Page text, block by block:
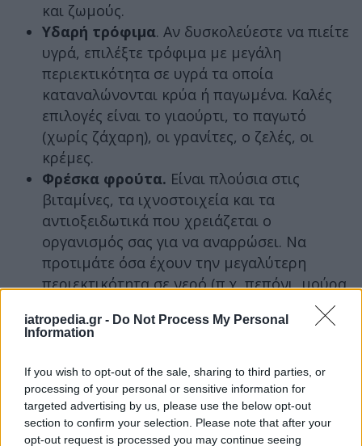
iatropedia.gr - Do Not Process My Personal
Information
If you wish to opt-out of the sale, sharing to third parties, or
processing of your personal or sensitive information for
targeted advertising by us, please use the below opt-out
section to confirm your selection. Please note that after your
opt-out request is processed you may continue seeing
και ζωμούς.
Υδαρή τρόφιμα. Αν δυσκολεύεστε να πιείτε
υγρά, επιλέξτε τρόφιμα με μεγάλη
περιεκτικότητα σε υγρά τα οποία
καταναλώνονται κρύα ή παγωμένα. Καλές
επιλογές είναι το γιαούρτι, το παγωτό
(χωρίς ζάχαρη), οι γρανίτες, ο ζελές, οι
κρέμες.
Φρέσκα φρούτα. Είναι πλούσια στις
βιταμίνες, τα ιχνοστοιχεία και τα
αντιοξειδωτικά που χρειάζεται ο
οργανισμός σας για να αναρρώσει. Να
προτιμάτε όσα έχουν την μεγαλύτερη
περιεκτικότητα σε νερό (π.χ. πεπόνι, μούρα,
πορτοκάλια, σταφύλια). Να προσέχετε μόνο
τις φυτικές ίνες τους (μπορεί να
σας). Λιγότερες πιθανότητες να
προκαλέσουν γαστρεντερικά ενοχλήματα
έχουν οι μπανάνες και τα αβοκάντο.